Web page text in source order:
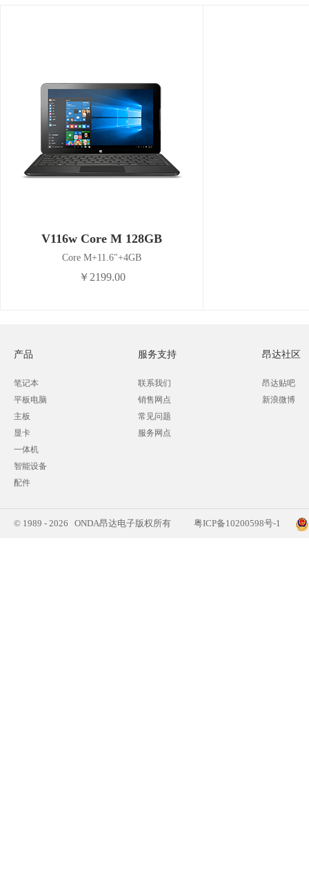
V116w Core M 128GB
Core M+11.6"+4GB
￥2199.00
产品
笔记本
平板电脑
主板
显卡
一体机
智能设备
配件
服务支持
联系我们
销售网点
常见问题
服务网点
昂达社区
昂达贴吧
新浪微博
© 1989 - 2026 ONDA昂达电子版权所有 粤ICP备10200598号-1